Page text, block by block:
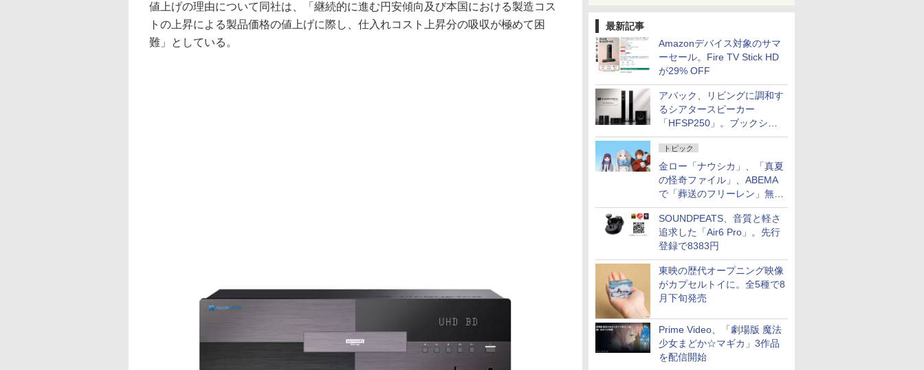
最新記事
Amazonデバイス対象のサマ
ーセール。Fire TV Stick HD
が29% OFF
アバック、リビングに調和す
るシアタースピーカー
「HFSP250」。ブックシェ
ルフはペア3万円以下
トピック
金ロー「ナウシカ」、「真夏
の怪奇ファイル」、ABEMA
で「葬送のフリーレン」無料
配信など。夏の特番・配信情
報
SOUNDPEATS、音質と軽さ
追求した「Air6 Pro」。先行
登録で8383円
東映の歴代オープニング映像
がカプセルトイに。全5種で8
月下旬発売
Prime Video、「劇場版 魔法
少女まどか☆マギカ」3作品
を配信開始
値上げの理由について同社は、「継続的に進む円安傾向及び本国における製造コス
トの上昇による製品価格の値上げに際し、仕入れコスト上昇分の吸収が極めて困
難」としている。